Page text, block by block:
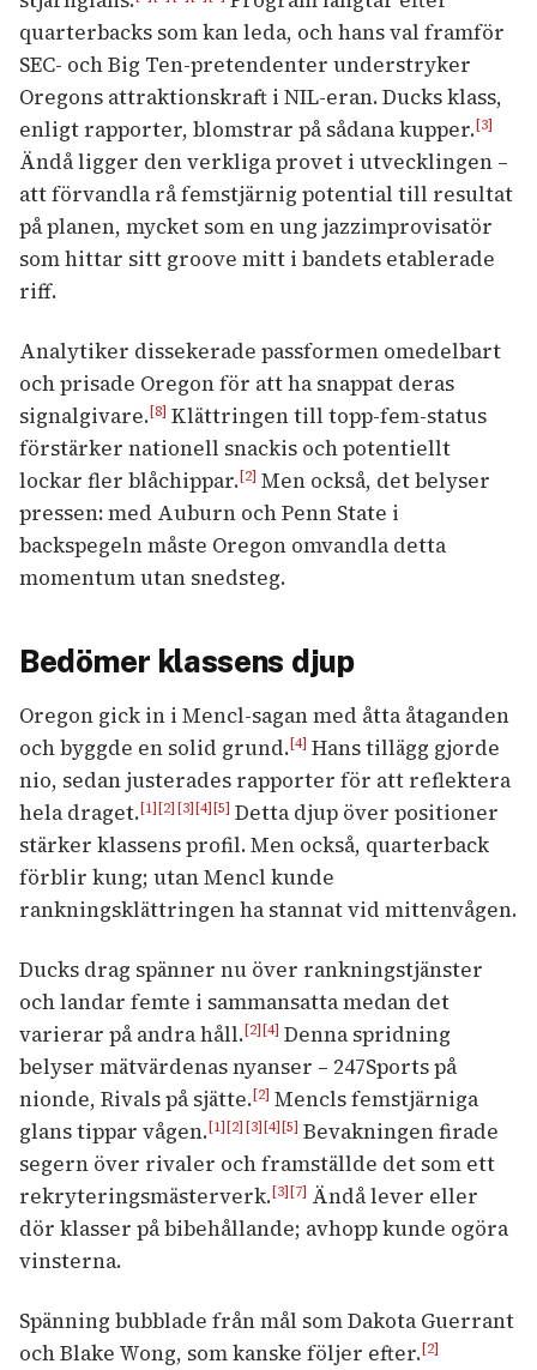
quarterbacks som kan leda, och hans val framför
SEC- och Big Ten-pretendenter understryker
Oregons attraktionskraft i NIL-eran. Ducks klass,
enligt rapporter, blomstrar på sådana kupper.[3]
Ändå ligger den verkliga provet i utvecklingen –
att förvandla rå femstjärnig potential till resultat
på planen, mycket som en ung jazzimprovisatör
som hittar sitt groove mitt i bandets etablerade
riff.
Analytiker dissekerade passformen omedelbart
och prisade Oregon för att ha snappat deras
signalgivare.[8] Klättringen till topp-fem-status
förstärker nationell snackis och potentiellt
lockar fler blåchippar.[2] Men också, det belyser
pressen: med Auburn och Penn State i
backspegeln måste Oregon omvandla detta
momentum utan snedsteg.
Bedömer klassens djup
Oregon gick in i Mencl-sagan med åtta åtaganden
och byggde en solid grund.[4] Hans tillägg gjorde
nio, sedan justerades rapporter för att reflektera
hela draget.[1][2][3][4][5] Detta djup över positioner
stärker klassens profil. Men också, quarterback
förblir kung; utan Mencl kunde
rankningsklättringen ha stannat vid mittenvågen.
Ducks drag spänner nu över rankningstjänster
och landar femte i sammansatta medan det
varierar på andra håll.[2][4] Denna spridning
belyser mätvärdenas nyanser – 247Sports på
nionde, Rivals på sjätte.[2] Mencls femstjärniga
glans tippar vågen.[1][2][3][4][5] Bevakningen firade
segern över rivaler och framställde det som ett
rekryteringsmästerverk.[3][7] Ändå lever eller
dör klasser på bibehållande; avhopp kunde ogöra
vinsterna.
Spänning bubblade från mål som Dakota Guerrant
och Blake Wong, som kanske följer efter.[2]